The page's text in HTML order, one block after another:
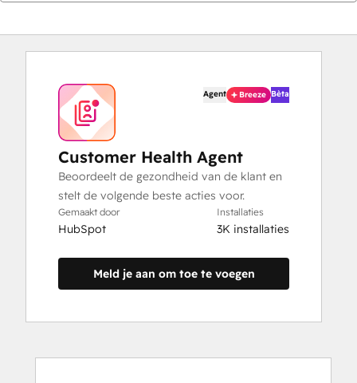
Agent Breeze Bèta
Customer Health Agent
Beoordeelt de gezondheid van de klant en
stelt de volgende beste acties voor.
Gemaakt door
HubSpot
Installaties
3K installaties
Meld je aan om toe te voegen